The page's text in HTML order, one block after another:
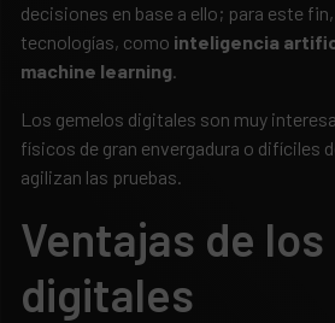
decisiones en base a ello; para este
tecnologías, como inteligencia
machine learning.
Los gemelos digitales son muy
físicos de gran envergadura o difíciles
agilizan las pruebas.
Ventajas de
digitales